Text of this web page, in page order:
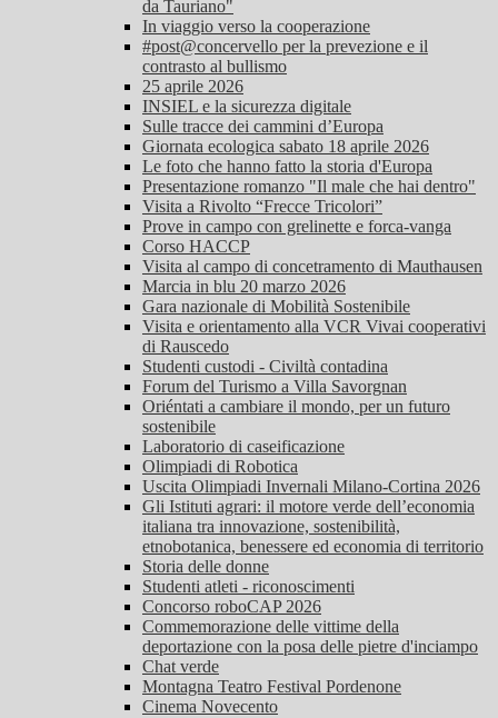
da Tauriano"
In viaggio verso la cooperazione
#post@concervello per la prevezione e il
contrasto al bullismo
25 aprile 2026
INSIEL e la sicurezza digitale
Sulle tracce dei cammini d’Europa
Giornata ecologica sabato 18 aprile 2026
Le foto che hanno fatto la storia d'Europa
Presentazione romanzo "Il male che hai dentro"
Visita a Rivolto “Frecce Tricolori”
Prove in campo con grelinette e forca-vanga
Corso HACCP
Visita al campo di concetramento di Mauthausen
Marcia in blu 20 marzo 2026
Gara nazionale di Mobilità Sostenibile
Visita e orientamento alla VCR Vivai cooperativi
di Rauscedo
Studenti custodi - Civiltà contadina
Forum del Turismo a Villa Savorgnan
Oriéntati a cambiare il mondo, per un futuro
sostenibile
Laboratorio di caseificazione
Olimpiadi di Robotica
Uscita Olimpiadi Invernali Milano-Cortina 2026
Gli Istituti agrari: il motore verde dell’economia
italiana tra innovazione, sostenibilità,
etnobotanica, benessere ed economia di territorio
Storia delle donne
Studenti atleti - riconoscimenti
Concorso roboCAP 2026
Commemorazione delle vittime della
deportazione con la posa delle pietre d'inciampo
Chat verde
Montagna Teatro Festival Pordenone
Cinema Novecento